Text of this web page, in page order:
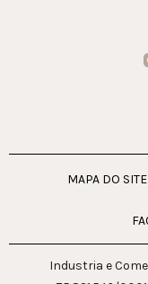
MAPA DO SITE
Industria e